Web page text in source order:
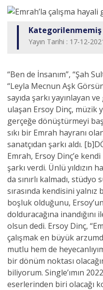
Kategorilenmemiş
Yayın Tarihi : 17-12-
“Ben de İnsanım”, “Şah
“Leyla Mecnun Aşk
sayıda şarkı yayınlayan
ulaşan Ersoy Dinç, müzik
gerçeğe dönüştürmeyi
sıkı bir Emrah hayranı
sanatçıdan şarkı aldı.
Emrah, Ersoy Dinç’e
şarkı verdi. Ünlü yıldızın
da sınırlı kalmadı,
sırasında kendisini yalnız
boşluk olduğunu,
dolduracağına inandığını
olsun dedi. Ersoy Dinç,
çalışmak en büyük
mutlu hem de
bir dönüm noktası
biliyorum. Single’ımın
eserlerinden biri olacağı